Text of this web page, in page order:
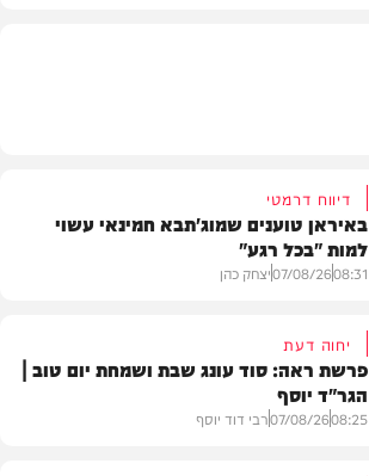
דיווח דרמטי
באיראן טוענים שמוג'תבא חמינאי עשוי
למות "בכל רגע"
08:31
07/08/26יצחק כהן
יחוה דעת
פרשת ראה: סוד עונג שבת ושמחת יום טוב |
הגר"ד יוסף
08:25
07/08/26רבי דוד יוסף